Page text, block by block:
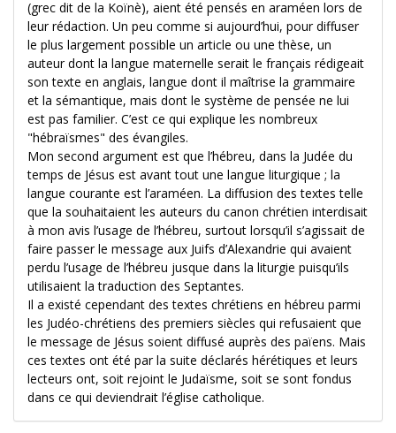
(grec dit de la Koïnè), aient été pensés en araméen lors de
leur rédaction. Un peu comme si aujourd’hui, pour diffuser
le plus largement possible un article ou une thèse, un
auteur dont la langue maternelle serait le français rédigeait
son texte en anglais, langue dont il maîtrise la grammaire
et la sémantique, mais dont le système de pensée ne lui
est pas familier. C’est ce qui explique les nombreux
"hébraïsmes" des évangiles.
Mon second argument est que l’hébreu, dans la Judée du
temps de Jésus est avant tout une langue liturgique ; la
langue courante est l’araméen. La diffusion des textes telle
que la souhaitaient les auteurs du canon chrétien interdisait
à mon avis l’usage de l’hébreu, surtout lorsqu’il s’agissait de
faire passer le message aux Juifs d’Alexandrie qui avaient
perdu l’usage de l’hébreu jusque dans la liturgie puisqu’ils
utilisaient la traduction des Septantes.
Il a existé cependant des textes chrétiens en hébreu parmi
les Judéo-chrétiens des premiers siècles qui refusaient que
le message de Jésus soient diffusé auprès des païens. Mais
ces textes ont été par la suite déclarés hérétiques et leurs
lecteurs ont, soit rejoint le Judaïsme, soit se sont fondus
dans ce qui deviendrait l’église catholique.